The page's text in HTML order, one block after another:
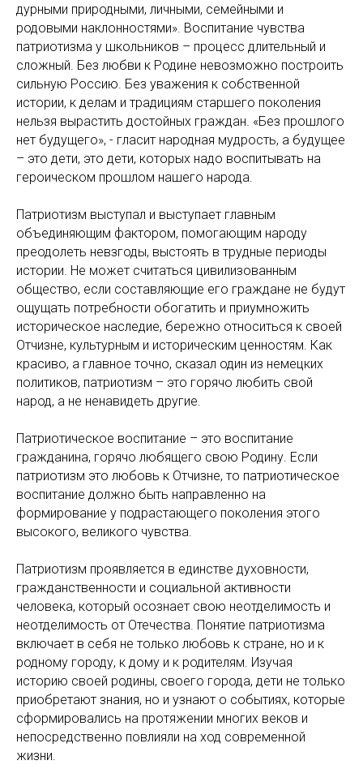
дурными природными, личными, семейными и
родовыми наклонностями». Воспитание чувства
патриотизма у школьников – процесс длительный и
сложный. Без любви к Родине невозможно построить
сильную Россию. Без уважения к собственной
истории, к делам и традициям старшего поколения
нельзя вырастить достойных граждан. «Без прошлого
нет будущего», - гласит народная мудрость, а будущее
– это дети, это дети, которых надо воспитывать на
героическом прошлом нашего народа.
Патриотизм выступал и выступает главным
объединяющим фактором, помогающим народу
преодолеть невзгоды, выстоять в трудные периоды
истории. Не может считаться цивилизованным
общество, если составляющие его граждане не будут
ощущать потребности обогатить и приумножить
историческое наследие, бережно относиться к своей
Отчизне, культурным и историческим ценностям. Как
красиво, а главное точно, сказал один из немецких
политиков, патриотизм – это горячо любить свой
народ, а не ненавидеть другие.
Патриотическое воспитание – это воспитание
гражданина, горячо любящего свою Родину. Если
патриотизм это любовь к Отчизне, то патриотическое
воспитание должно быть направленно на
формирование у подрастающего поколения этого
высокого, великого чувства.
Патриотизм проявляется в единстве духовности,
гражданственности и социальной активности
человека, который осознает свою неотделимость и
неотделимость от Отечества. Понятие патриотизма
включает в себя не только любовь к стране, но и к
родному городу, к дому и к родителям. Изучая
историю своей родины, своего города, дети не только
приобретают знания, но и узнают о событиях, которые
сформировались на протяжении многих веков и
непосредственно повлияли на ход современной
жизни.